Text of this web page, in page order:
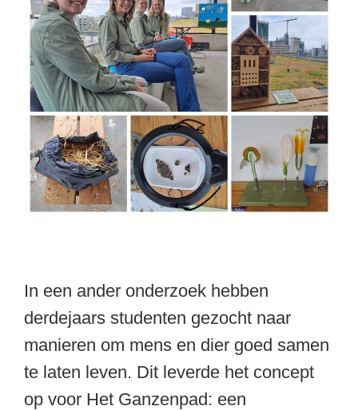
In een ander onderzoek hebben
derdejaars studenten gezocht naar
manieren om mens en dier goed samen
te laten leven. Dit leverde het concept
op voor Het Ganzenpad: een